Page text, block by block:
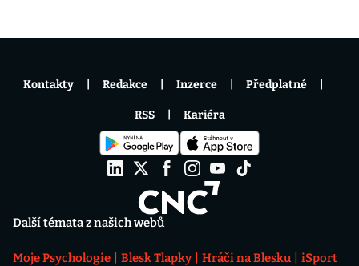
Další témata z našich webů
Moje Psychologie Blesk Tlapky Hráči na Blesku
iSport
Kontakty Redakce Inzerce Předplatné
RSS Kariéra